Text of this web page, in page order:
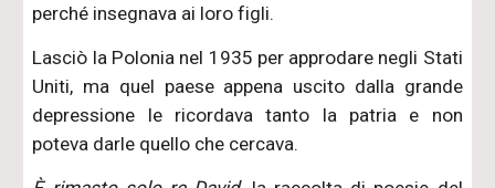
perché insegnava ai loro figli.
Lasciò la Polonia nel 1935 per approdare negli Stati
Uniti, ma quel paese appena uscito dalla grande
depressione le ricordava tanto la patria e non
poteva darle quello che cercava.